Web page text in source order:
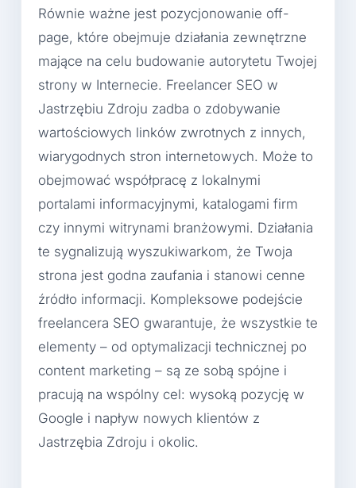
Równie ważne jest pozycjonowanie off-
page, które obejmuje działania zewnętrzne
mające na celu budowanie autorytetu Twojej
strony w Internecie. Freelancer SEO w
Jastrzębiu Zdroju zadba o zdobywanie
wartościowych linków zwrotnych z innych,
wiarygodnych stron internetowych. Może to
obejmować współpracę z lokalnymi
portalami informacyjnymi, katalogami firm
czy innymi witrynami branżowymi. Działania
te sygnalizują wyszukiwarkom, że Twoja
strona jest godna zaufania i stanowi cenne
źródło informacji. Kompleksowe podejście
freelancera SEO gwarantuje, że wszystkie te
elementy – od optymalizacji technicznej po
content marketing – są ze sobą spójne i
pracują na wspólny cel: wysoką pozycję w
Google i napływ nowych klientów z
Jastrzębia Zdroju i okolic.